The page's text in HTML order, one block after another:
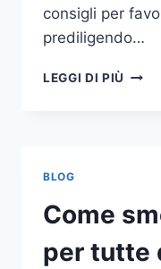
consigli per
prediligendo…
LEGGI DI PIÙ IL
BLOG
Come
per tutte